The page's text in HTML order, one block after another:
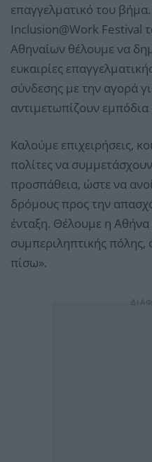
επαγγελματικό του
Inclusion@Work Festival
Αθηναίων θέλουμε να
ευκαιρίες
σύνδεσης με την αγορά
αντιμετωπίζουν
Καλούμε επιχειρήσεις,
πολίτες να
προσπάθεια, ώστε να
δρόμους προς την
ένταξη. Θέλουμε η
συμπεριληπτικής πόλης,
πίσω».